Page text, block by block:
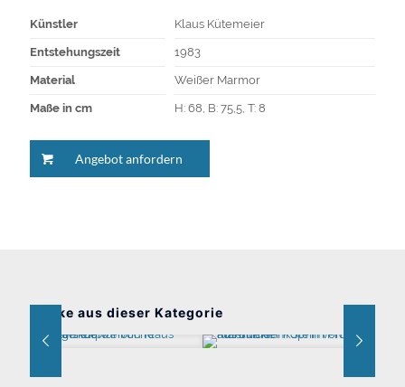
Künstler Klaus Kütemeier
Entstehungszeit 1983
Material Weißer Marmor
Maße in cm H: 68, B: 75,5, T: 8
Angebot anfordern
Werke aus dieser Kategorie
Liegende weibliche Form